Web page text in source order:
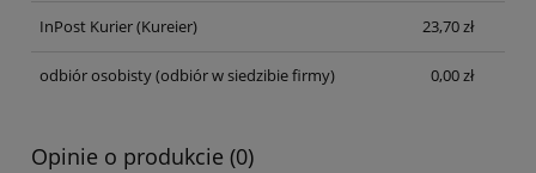
InPost Kurier(Kureier) 23,70 zł
odbiór osobisty(odbiór w siedzibie firmy) 0,00 zł
Opinie o produkcie (0)